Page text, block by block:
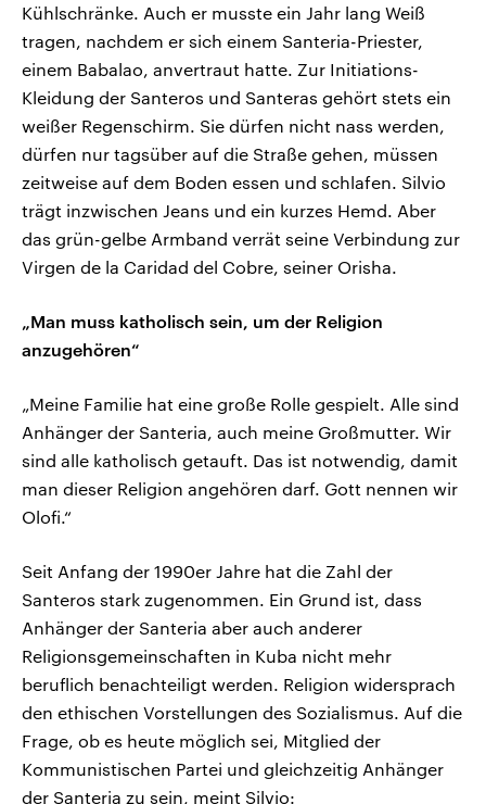
Kühlschränke. Auch er musste ein Jahr lang Weiß
tragen, nachdem er sich einem Santeria-Priester,
einem Babalao, anvertraut hatte. Zur Initiations-
Kleidung der Santeros und Santeras gehört stets ein
weißer Regenschirm. Sie dürfen nicht nass werden,
dürfen nur tagsüber auf die Straße gehen, müssen
zeitweise auf dem Boden essen und schlafen. Silvio
trägt inzwischen Jeans und ein kurzes Hemd. Aber
das grün-gelbe Armband verrät seine Verbindung zur
Virgen de la Caridad del Cobre, seiner Orisha.
„Man muss katholisch sein, um der Religion
anzugehören“
„Meine Familie hat eine große Rolle gespielt. Alle sind
Anhänger der Santeria, auch meine Großmutter. Wir
sind alle katholisch getauft. Das ist notwendig, damit
man dieser Religion angehören darf. Gott nennen wir
Olofi.“
Seit Anfang der 1990er Jahre hat die Zahl der
Santeros stark zugenommen. Ein Grund ist, dass
Anhänger der Santeria aber auch anderer
Religionsgemeinschaften in Kuba nicht mehr
beruflich benachteiligt werden. Religion widersprach
den ethischen Vorstellungen des Sozialismus. Auf die
Frage, ob es heute möglich sei, Mitglied der
Kommunistischen Partei und gleichzeitig Anhänger
der Santeria zu sein, meint Silvio: